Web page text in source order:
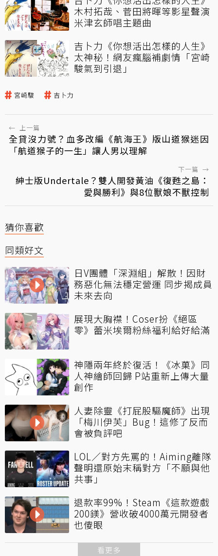
木村拓哉、菅田將暉等影星聲演
米津玄師唱主題曲
吉卜力《你想活出怎樣的人生》
太神秘！網友瘋腦補劇情「宮崎
駿氣到引退」
宮崎駿 吉卜力
← 上一篇
全貸沒力號？血多改編《航海王》版山道猴迷因
「航道猴子的一生」讓人男以理解
下一篇 →
紳士版Undertale？雙人開發黃油《復甦之島：
愛與勝利》與8位獸娘不獸控制
猜你喜歡
同類好文
日V團體「深淵組」解散！因財
務惡化無法穩定營運 同步揭成員
未來去向
展現大胸襟！Coser扮《絕區
零》蕾米埃爾粉絲福利給好給滿
神隱兩年終於復活！《冰菓》同
人神繪師回歸 P站重新上傳大量
創作
人妻除靈《打屁股驅魔師》出現
「梅川伊芙」Bug！這修了反而
會被負評吧
LOL／對方先罵的！Aiming離隊
聲明還原始末稱對方「不願與他
共事」
退款率99%！Steam《這款遊戲
200鎂》營收破4000萬元開發者
也傻眼
看更多